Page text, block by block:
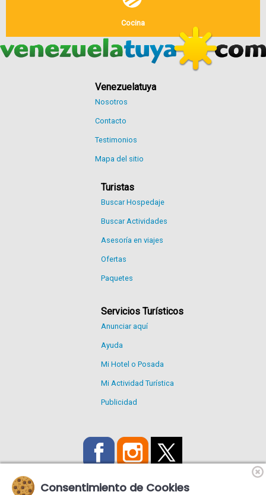
Cocina
Venezuelatuya
Nosotros
Contacto
Testimonios
Mapa del sitio
Turistas
Buscar Hospedaje
Buscar Actividades
Asesoría en viajes
Ofertas
Paquetes
Servicios Turísticos
Anunciar aquí
Ayuda
Mi Hotel o Posada
Mi Actividad Turística
Publicidad
Consentimiento de Cookies